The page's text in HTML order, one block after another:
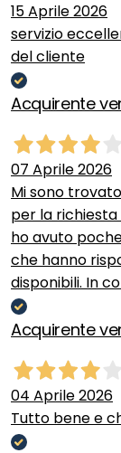
15 Aprile 2026
servizio
del cliente
Acquirente
07 Aprile 2026
Mi sono
per la
ho avuto
che hanno
disponibili. In
Acquirente
04 Aprile 2026
Tutto bene e